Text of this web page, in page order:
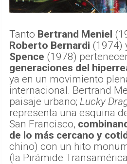
Tanto Bertrand Meniel
Roberto Bernardi (1974)
Spence (1978)
generaciones del
ya en un movimiento
internacional. Bertrand
paisaje urbano; Lucky
representa una esquina
San Francisco,
de lo más cercano y
chino) con un hito
(la Pirámide